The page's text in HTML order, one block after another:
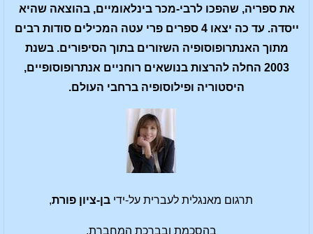
את ספריה, שהפכו לרבי-מכר בינלאומיים, בהוצאה שהיא
ייסדה. עד כה יצאו 4 ספרים פרי עטה המכילים סודות רבים
מתוך האנתרופוסופיה השזורים בתוך הסיפורים. בשנת
2003 החלה להרצות בנושאים רוחניים אנתרופוסופיים,
היסטוריה ופילוסופיה ברחבי העולם.
תרגום מאנגלית לעברית על-ידי בן-ציון פורת,
בהסכמת ובברכת המחברת.